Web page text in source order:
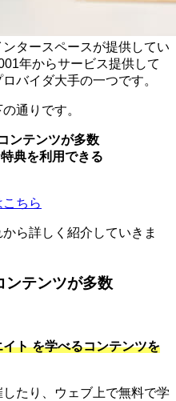
タースペースが提供してい
年からサービス提供して
バイダ大手の一つです。
通りです。
ンテンツが多数
典を利用できる
ちら
ら詳しく紹介していきま
ンテンツが多数
ト を学べるコンテンツを
たり、ウェブ上で無料で学